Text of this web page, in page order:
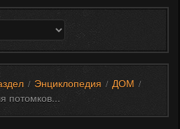
/ Энциклопедия / ДОМ /
потомков...